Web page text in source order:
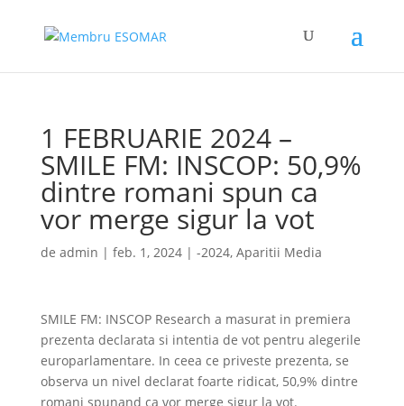
1 FEBRUARIE 2024 –
SMILE FM: INSCOP: 50,9%
dintre romani spun ca
vor merge sigur la vot
de admin | feb. 1, 2024| -2024, Aparitii Media
SMILE FM: INSCOP Research a masurat in premiera
prezenta declarata si intentia de vot pentru alegerile
europarlamentare. In ceea ce priveste prezenta, se
observa un nivel declarat foarte ridicat, 50,9% dintre
romani spunand ca vor merge sigur la vot.